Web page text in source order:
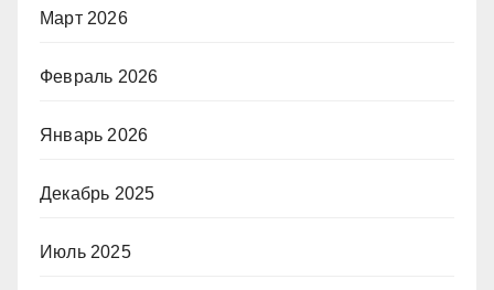
Март 2026
Февраль 2026
Январь 2026
Декабрь 2025
Июль 2025